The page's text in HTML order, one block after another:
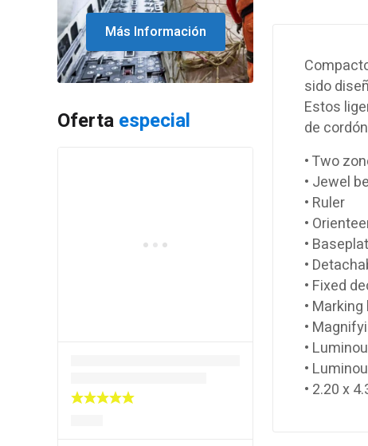
Más Información
Oferta especial
sido
Estos
de
• Two
• Jewel
• Ruler
•
•
•
• Fixed
•
•
•
•
• 2.20 x